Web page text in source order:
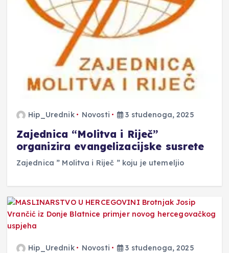
Hip_Urednik Novosti 3 studenoga, 2025
Zajednica “Molitva i Riječ”
organizira evangelizacijske susrete
Zajednica ” Molitva i Riječ ” koju je utemeljio
Hip_Urednik Novosti 3 studenoga, 2025